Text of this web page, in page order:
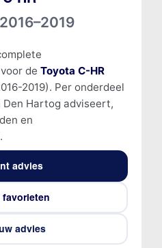
2016–2019
de Toyota C-HR
2019). Per onderdeel
Hartog adviseert,
en
advies
favorieten
advies